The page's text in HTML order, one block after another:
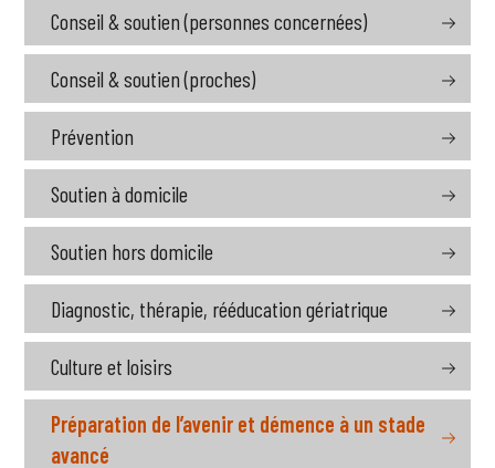
Conseil & soutien (personnes concernées)
Conseil & soutien (proches)
Prévention
Soutien à domicile
Soutien hors domicile
Diagnostic, thérapie, rééducation gériatrique
Culture et loisirs
Préparation de l’avenir et démence à un stade
avancé